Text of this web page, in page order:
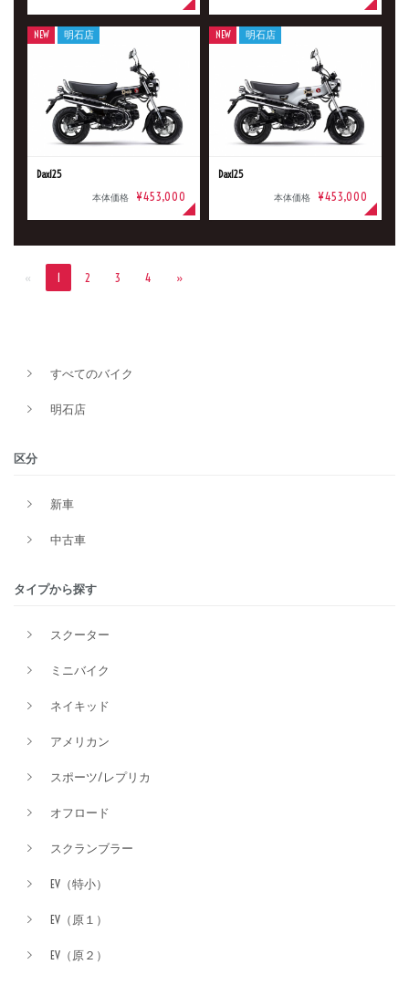
Dax125
本体価格 ¥453,000
NEW 明石店
Dax125
本体価格 ¥453,000
NEW 明石店
« 1 2 3 4 »
すべてのバイク
明石店
区分
新車
中古車
タイプから探す
スクーター
ミニバイク
ネイキッド
アメリカン
スポーツ/レプリカ
オフロード
スクランブラー
EV（特小）
EV（原１）
EV（原２）